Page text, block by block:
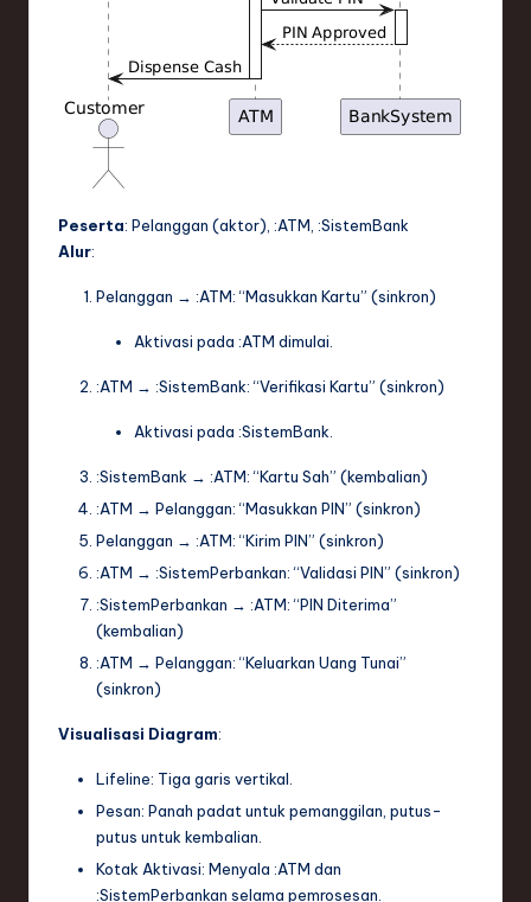
Peserta: Pelanggan (aktor), :ATM :SistemBank
Alur:
Pelanggan → :ATM: “Masukkan Kartu” (sinkron)
Aktivasi pada :ATM dimulai.
:ATM → :SistemBank: “Verifikasi Kartu” (sinkron)
Aktivasi pada :SistemBank
:SistemBank → :ATM: “Kartu Sah” (kembalian)
:ATM → Pelanggan: “Masukkan PIN” (sinkron)
Pelanggan → :ATM: “Kirim PIN” (sinkron)
:ATM → :SistemPerbankan: “Validasi PIN” (sinkron)
:SistemPerbankan → :ATM: “PIN Diterima”
(kembalian)
:ATM → Pelanggan: “Keluarkan Uang Tunai”
(sinkron)
Visualisasi Diagram:
Lifeline: Tiga garis vertikal.
Pesan: Panah padat untuk pemanggilan, putus-
putus untuk kembalian.
Kotak Aktivasi: Menyala :ATM dan
:SistemPerbankan selama pemrosesan.